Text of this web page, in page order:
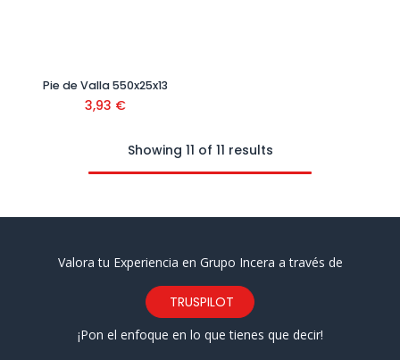
Pie de Valla 550x25x13
3,93 €
Showing 11 of 11 results
Valora tu Experiencia en Grupo Incera a través de
TRUSPILOT
¡Pon el enfoque en lo que tienes que decir!